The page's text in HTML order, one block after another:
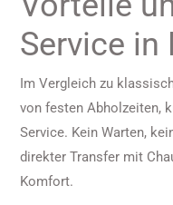
Service in
Im Vergleich zu
von festen Abholzeiten,
Service. Kein Warten,
direkter Transfer mit
Komfort.